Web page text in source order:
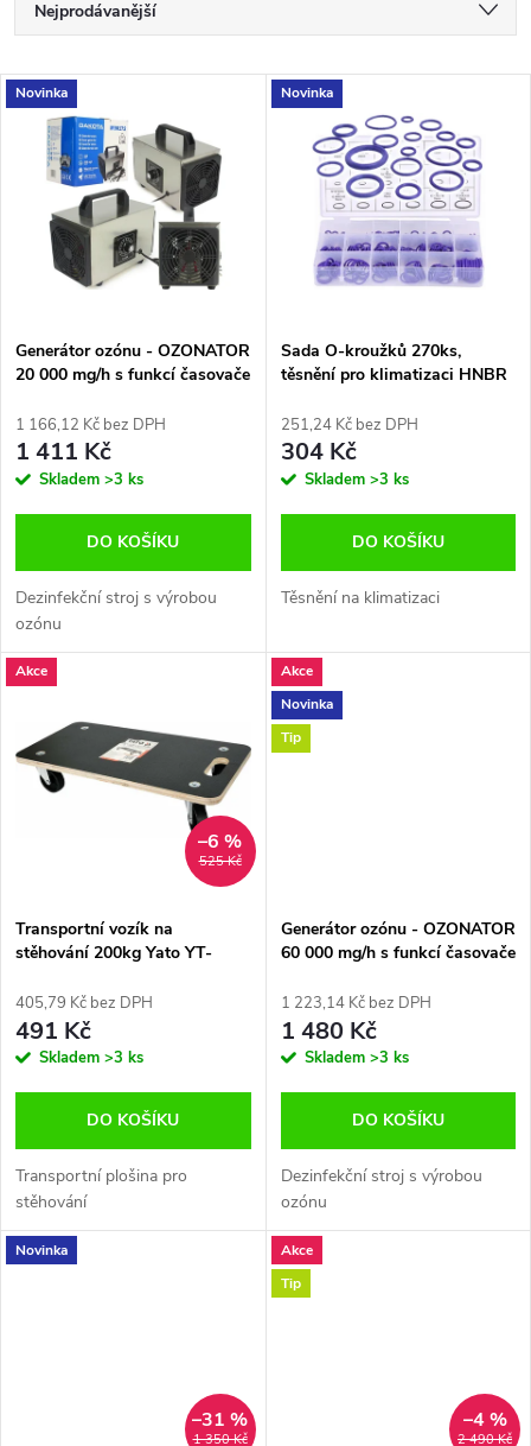
Ř
a
p
r
o
u
k
ů
Nejprodávanější
Nejdražší
Abecedně
V
s
p
r
o
d
u
k
t
Novinka
Generátor ozónu - OZONATOR
20 000 mg/h s funkcí časovače
1 166,12 Kč bez DPH
1 411 Kč
Skladem >3 ks
DO KOŠÍKU
Dezinfekční stroj s výrobou
ozónu
Novinka
Sada O-kroužků 270ks,
těsnění pro klimatizaci HNBR
251,24 Kč bez DPH
304 Kč
Skladem >3 ks
DO KOŠÍKU
Těsnění na klimatizaci
Akce
525 Kč
–6 %
Transportní vozík na
stěhování 200kg Yato YT-
405,79 Kč bez DPH
491 Kč
Skladem >3 ks
DO KOŠÍKU
Transportní plošina pro
stěhování
Akce
Novinka
Tip
Generátor ozónu - OZONATOR
60 000 mg/h s funkcí časovače
1 223,14 Kč bez DPH
1 480 Kč
Skladem >3 ks
DO KOŠÍKU
Dezinfekční stroj s výrobou
ozónu
Novinka
1 350 Kč
–31 %
Akce
Tip
2 490 Kč
–4 %